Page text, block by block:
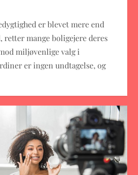
er blevet mere end
retter mange boligejere deres
miljøvenlige valg i
er ingen undtagelse, og